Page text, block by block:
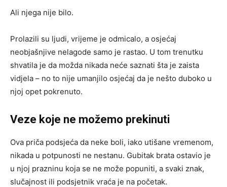
Ali njega nije bilo.
Prolazili su ljudi, vrijeme je odmicalo, a osjećaj
neobjašnjive nelagode samo je rastao. U tom trenutku
shvatila je da možda nikada neće saznati šta je zaista
vidjela – no to nije umanjilo osjećaj da je nešto duboko u
njoj opet pokrenuto.
Veze koje ne možemo prekinuti
Ova priča podsjeća da neke boli, iako utišane vremenom,
nikada u potpunosti ne nestanu. Gubitak brata ostavio je
u njoj prazninu koja se ne može popuniti, a svaki znak,
slučajnost ili podsjetnik vraća je na početak.